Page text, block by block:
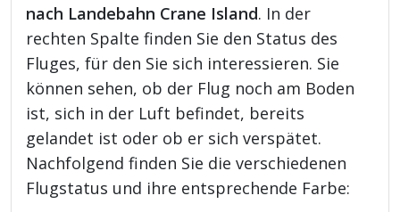
nach Landebahn Crane Island. In der
rechten Spalte finden Sie den Status des
Fluges, für den Sie sich interessieren. Sie
können sehen, ob der Flug noch am Boden
ist, sich in der Luft befindet, bereits
gelandet ist oder ob er sich verspätet.
Nachfolgend finden Sie die verschiedenen
Flugstatus und ihre entsprechende Farbe: